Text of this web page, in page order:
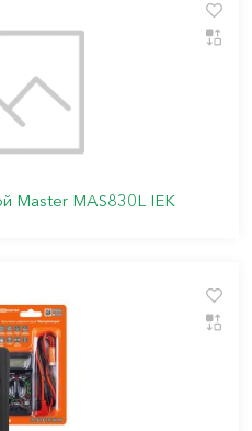
Master MAS830L IEK